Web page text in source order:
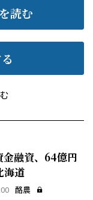
読む
金融資、64億円
海道
酪農